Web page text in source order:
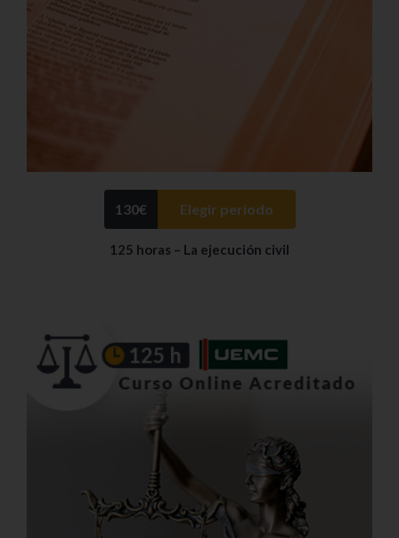
130€ Elegir periodo
125 horas – La ejecución civil